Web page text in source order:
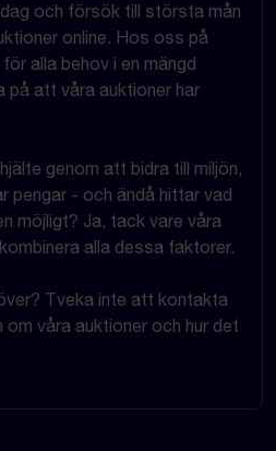
och försök till största mån
online. Hos oss på
alla behov i en mängd
på att våra auktioner har
genom att bidra till miljön,
pengar - och ändå hittar vad
möjligt? Ja, tack vare våra
alla dessa faktorer.
Tveka inte att kontakta
våra auktioner och hur det